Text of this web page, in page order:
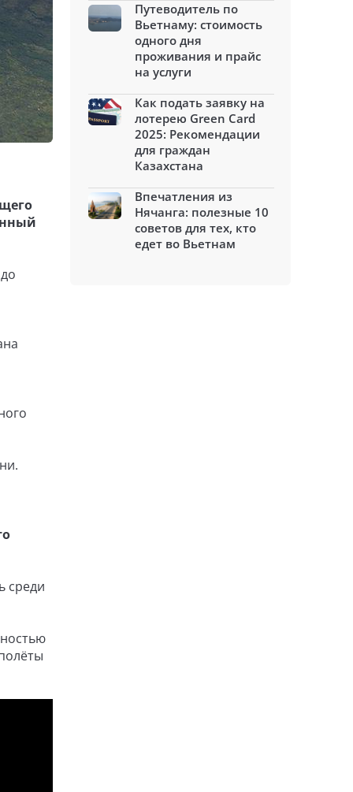
среди
Путеводитель по
Вьетнаму: стоимость
одного дня
проживания и прайс
на услуги
Как подать заявку на
лотерею Green Card
2025: Рекомендации
для граждан
Казахстана
Впечатления из
Нячанга: полезные 10
советов для тех, кто
едет во Вьетнам